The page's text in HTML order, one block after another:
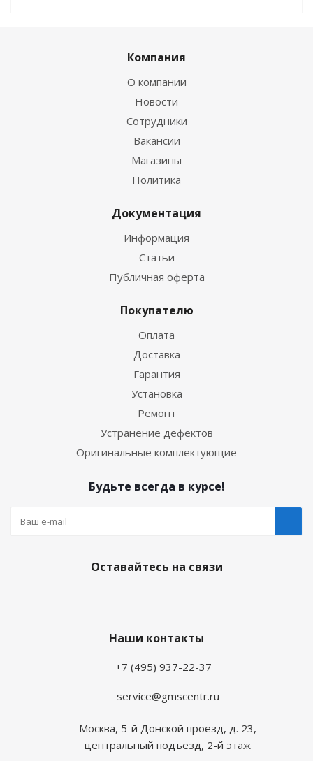
Компания
О компании
Новости
Сотрудники
Вакансии
Магазины
Политика
Документация
Информация
Статьи
Публичная оферта
Покупателю
Оплата
Доставка
Гарантия
Установка
Ремонт
Устранение дефектов
Оригинальные комплектующие
Будьте всегда в курсе!
Оставайтесь на связи
Наши контакты
+7 (495) 937-22-37
service@gmscentr.ru
Москва, 5-й Донской проезд, д. 23,
центральный подъезд, 2-й этаж